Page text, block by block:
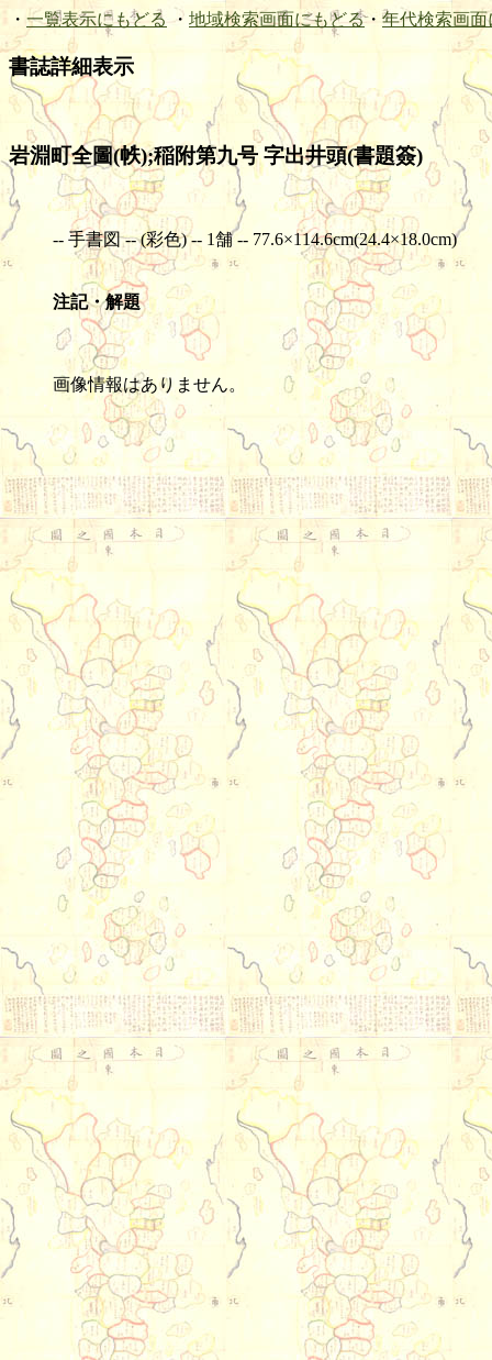
・ 一覧表示にもどる ・ 地域検索画面にもどる・ 年代検索画面
書誌詳細表示
岩淵町全圖(帙);稲附第九号 字出井頭(書題簽)
-- 手書図 -- (彩色) -- 1舗 -- 77.6×114.6cm(24.4×18.0cm)
注記・解題
画像情報はありません。